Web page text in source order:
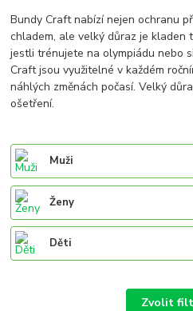
Bundy Craft nabízí nejen ochranu
chladem, ale velký důraz je kladen
jestli trénujete na olympiádu nebo
Craft jsou využitelné v každém
náhlých změnách počasí. Velký
ošetření.
Muži
Ženy
Děti
Zvolit